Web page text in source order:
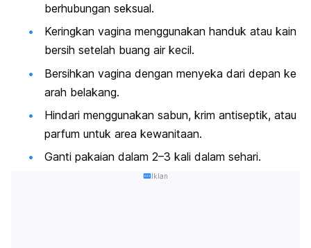
berhubungan seksual.
Keringkan vagina menggunakan handuk atau kain
bersih setelah buang air kecil.
Bersihkan vagina dengan menyeka dari depan ke
arah belakang.
Hindari menggunakan sabun, krim antiseptik, atau
parfum untuk area kewanitaan.
Ganti pakaian dalam 2–3 kali dalam sehari.
Iklan